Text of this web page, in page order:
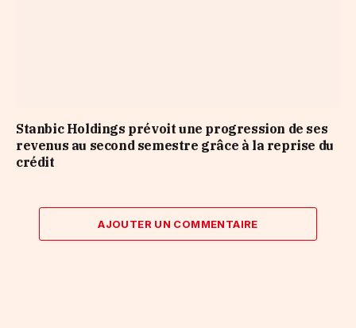
Stanbic Holdings prévoit une progression de ses
revenus au second semestre grâce à la reprise du
crédit
AJOUTER UN COMMENTAIRE